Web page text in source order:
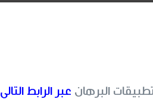
البرهان عبر الرابط التالي